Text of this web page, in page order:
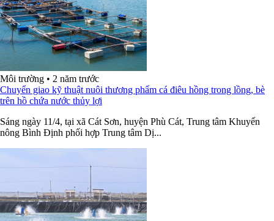
Môi trường • 2 năm trước
Chuyển giao kỹ thuật nuôi thương phẩm cá điêu hồng trong lồng, bè
trên hồ chứa nước thủy lợi
Sáng ngày 11/4, tại xã Cát Sơn, huyện Phù Cát, Trung tâm Khuyến
nông Bình Định phối hợp Trung tâm Dị...